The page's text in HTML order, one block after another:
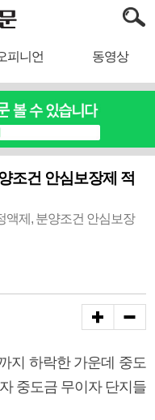
피니언 동영상
조건 안심보장제 적
액제, 분양조건 안심보장
지 하락한 가운데 중도
중도금 무이자 단지들